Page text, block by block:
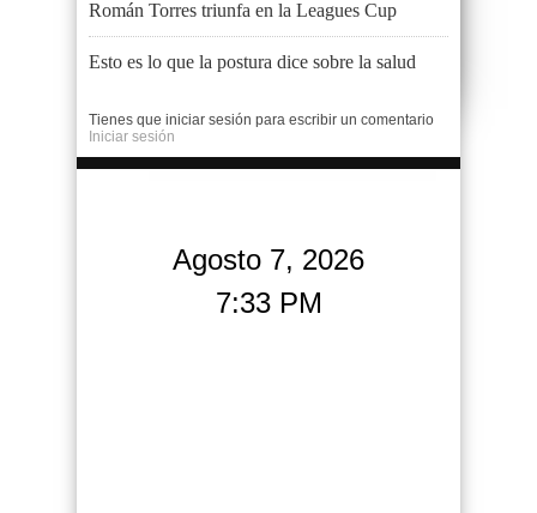
Román Torres triunfa en la Leagues Cup
Esto es lo que la postura dice sobre la salud
Tienes que iniciar sesión para escribir un comentario
Iniciar sesión
Agosto 7, 2026
7:33 PM